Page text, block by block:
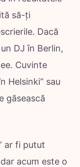
să-ți
Dacă
DJ în Berlin,
Cuvinte
Helsinki” sau
găsească
ar fi putut
acum este o